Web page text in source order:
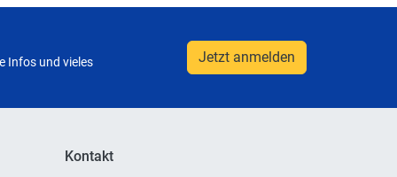
Infos und vieles
Jetzt anmelden
Kontakt